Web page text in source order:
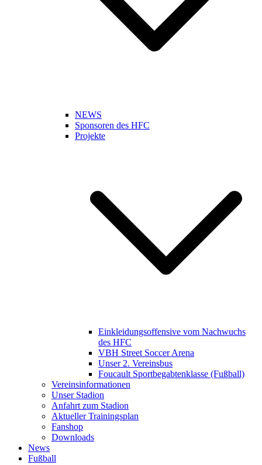
NEWS
Sponsoren des HFC
Projekte
Einkleidungsoffensive vom Nachwuchs
des HFC
VBH Street Soccer Arena
Unser 2. Vereinsbus
Foucault Sportbegabtenklasse (Fußball)
Vereinsinformationen
Unser Stadion
Anfahrt zum Stadion
Aktueller Trainingsplan
Fanshop
Downloads
News
Fußball